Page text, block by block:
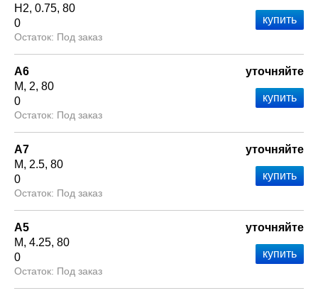
Н2 0.75 80
0
Под заказ
А6
М
2 80
0
Под заказ
уточняйте
А7
М
2.5 80
0
Под заказ
уточняйте
А5
М 4.25 80
0
Под заказ
уточняйте